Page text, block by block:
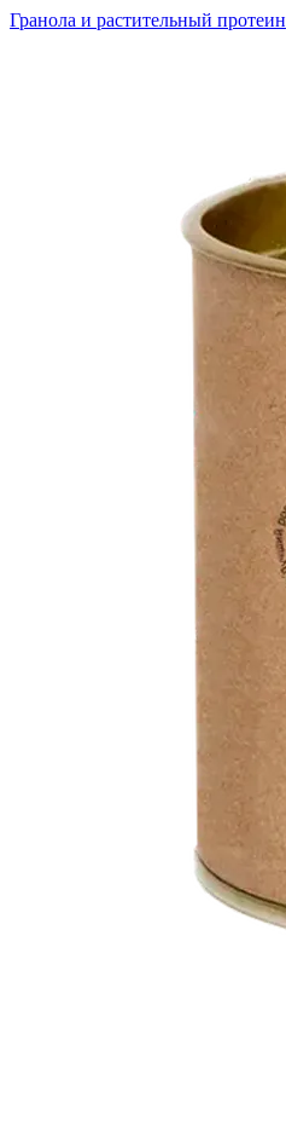
Гранола и растительный протеин